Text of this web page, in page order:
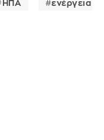
ΗΠΑ ενέργεια